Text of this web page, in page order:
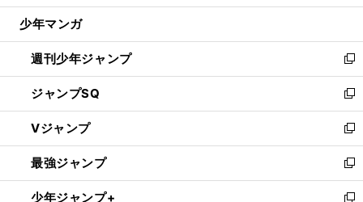
ウ
開
く
少年マンガ
週刊少年ジャンプ
新
し
い
ウ
ィ
ン
ド
ウ
で
ジャンプSQ
新
し
い
ウ
ィ
ン
ド
Vジャンプ
新
し
い
ウ
最強ジャンプ
新
し
少年ジャンプ+